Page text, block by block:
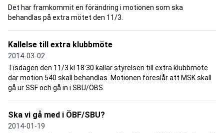
Det har framkommit en förändring i motionen som ska
behandlas på extra mötet den 11/3.
Kallelse till extra klubbmöte
2014-03-02
Tisdagen den 11/3 kl 18:30 kallar styrelsen till extra klubbmöte
där motion 540 skall behandlas. Motionen föreslår att MSK skall
gå ur SSF och gå in i SBU/ÖBS.
Ska vi gå med i ÖBF/SBU?
2014-01-19